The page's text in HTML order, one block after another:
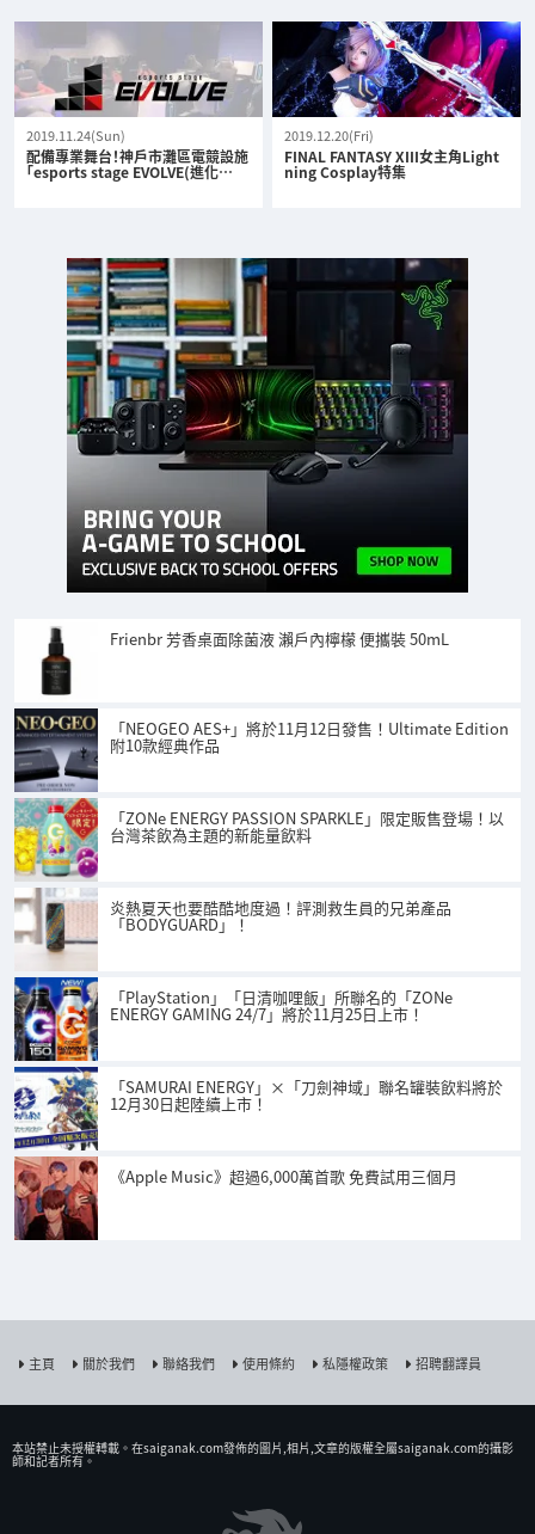
2019.11.24(Sun)
配備專業舞台！神戶市灘區電競設施
「esports stage EVOLVE(進化…
2019.12.20(Fri)
FINAL FANTASY XIII女主角Light
ning Cosplay特集
Frienbr 芳香桌面除菌液 瀨戶內檸檬 便攜裝 50mL
「NEOGEO AES+」將於11月12日發售！Ultimate Edition
附10款經典作品
「ZONe ENERGY PASSION SPARKLE」限定販售登場！以
台灣茶飲為主題的新能量飲料
炎熱夏天也要酷酷地度過！評測救生員的兄弟產品
「BODYGUARD」！
「PlayStation」「日清咖哩飯」所聯名的「ZONe
ENERGY GAMING 24/7」將於11月25日上市！
「SAMURAI ENERGY」×「刀劍神域」聯名罐裝飲料將於
12月30日起陸續上市！
《Apple Music》超過6,000萬首歌 免費試用三個月
主頁 關於我們 聯絡我們 使用條約 私隱權政策 招聘翻譯員
本站禁止未授權𨍭載。在saiganak.com發佈的圖片,相片,文章的版權全屬saiganak.com的攝影
師和記者所有。